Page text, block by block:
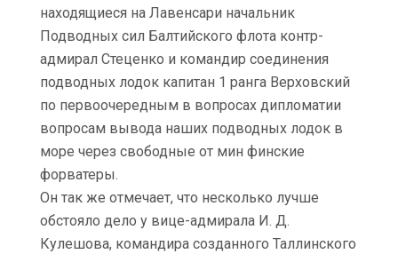
находящиеся на Лавенсари начальник
Подводных сил Балтийского флота контр-
адмирал Стеценко и командир соединения
подводных лодок капитан 1 ранга Верховский
по первоочередным в вопросах дипломатии
вопросам вывода наших подводных лодок в
море через свободные от мин финские
форватеры.
Он так же отмечает, что несколько лучше
обстояло дело у вице-адмирала И. Д.
Кулешова, командира созданного Таллинского